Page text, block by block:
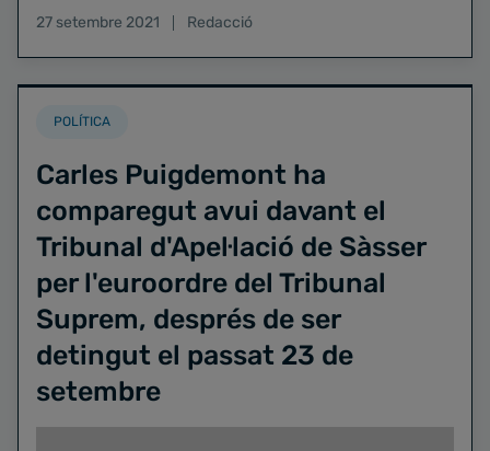
General de la Unió Europea
27 setembre 2021 Redacció
POLÍTICA
Carles Puigdemont ha
comparegut avui davant el
Tribunal d'Apel·lació de Sàsser
per l'euroordre del Tribunal
Suprem, després de ser
detingut el passat 23 de
setembre